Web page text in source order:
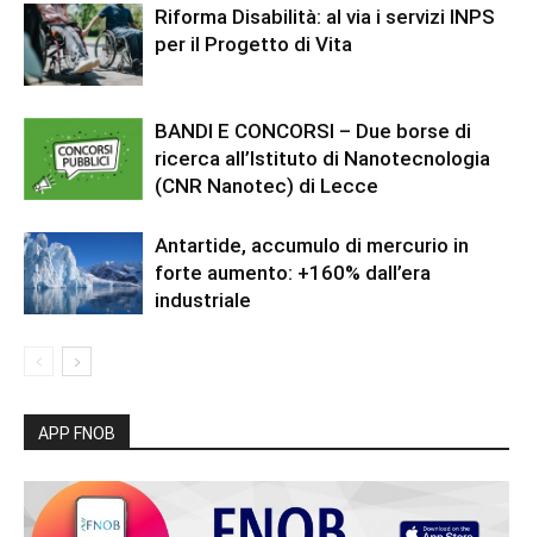
Riforma Disabilità: al via i servizi INPS
per il Progetto di Vita
BANDI E CONCORSI – Due borse di
ricerca all’Istituto di Nanotecnologia
(CNR Nanotec) di Lecce
Antartide, accumulo di mercurio in
forte aumento: +160% dall’era
industriale
APP FNOB